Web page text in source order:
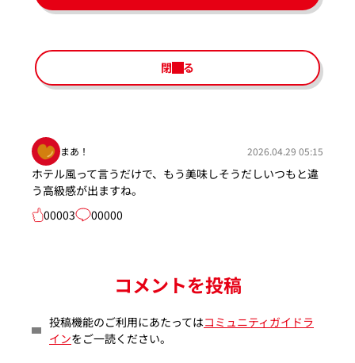
閉じる
まあ！ 2026.04.29 05:15
ホテル風って言うだけで、もう美味しそうだしいつもと違
う高級感が出ますね。
00003
00000
コメントを投稿
投稿機能のご利用にあたってはコミュニティガイドラ
インをご一読ください。